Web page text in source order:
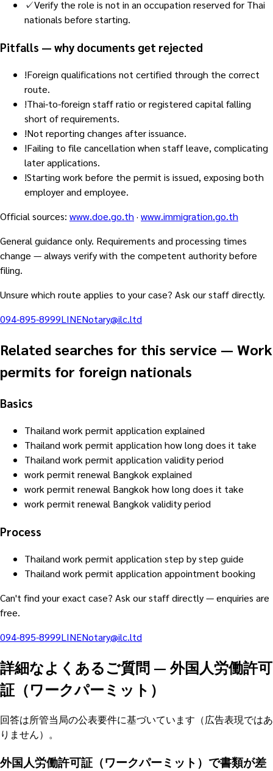
✓Verify the role is not in an occupation reserved for Thai
nationals before starting.
Pitfalls — why documents get rejected
!Foreign qualifications not certified through the correct
route.
!Thai-to-foreign staff ratio or registered capital falling
short of requirements.
!Not reporting changes after issuance.
!Failing to file cancellation when staff leave, complicating
later applications.
!Starting work before the permit is issued, exposing both
employer and employee.
Official sources: www.doe.go.th · www.immigration.go.th
General guidance only. Requirements and processing times
change — always verify with the competent authority before
filing.
Unsure which route applies to your case? Ask our staff directly.
094-895-8999LINENotary@ilc.ltd
Related searches for this service — Work
permits for foreign nationals
Basics
Thailand work permit application explained
Thailand work permit application how long does it take
Thailand work permit application validity period
work permit renewal Bangkok explained
work permit renewal Bangkok how long does it take
work permit renewal Bangkok validity period
Process
Thailand work permit application step by step guide
Thailand work permit application appointment booking
Can't find your exact case? Ask our staff directly — enquiries are
free.
094-895-8999LINENotary@ilc.ltd
詳細なよくあるご質問 — 外国人労働許可
証（ワークパーミット）
回答は所管当局の公表要件に基づいています（広告表現ではあ
りません）。
外国人労働許可証（ワークパーミット）で書類が差